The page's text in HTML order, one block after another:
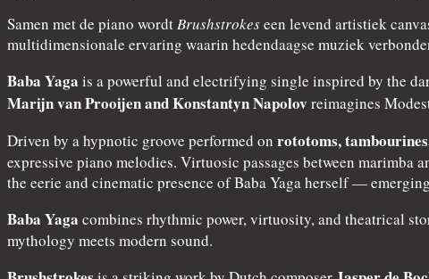
Samen met de piano wordtBrushstrokeseen levend artistiek
multidimensionale ervaring waarin hedendaagse muziek
Baba Yaga is a powerful and electrifying single inspired by the
Marijn van Prooijen and Konstantyn Napolov reimagines
Driven by a hypnotic groove performed on rototoms,
expressive piano melodies. Virtuosic passages between
the eerie and cinematic presence of Baba Yaga herself —
Baba Yaga combines rhythmic power, virtuosity, and theatrical
mythology meets modern sound.